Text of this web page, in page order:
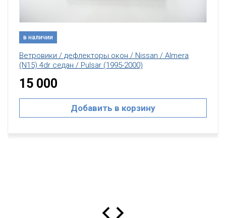
в наличии
Ветровики / дефлекторы окон / Nissan / Almera
(N15) 4dr седан / Pulsar (1995-2000)
15 000
Добавить в корзину